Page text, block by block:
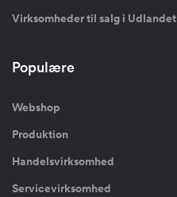
Virksomheder til salg i Udlandet
Populære
Webshop
Produktion
Handelsvirksomhed
Servicevirksomhed